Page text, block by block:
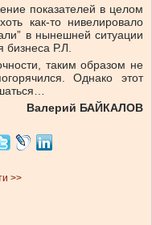
показателей в целом
как-то нивелировало
в нынешней ситуации
бизнеса Р.Л.
таким образом не
Однако этот
Валерий БАЙКАЛОВ
>>